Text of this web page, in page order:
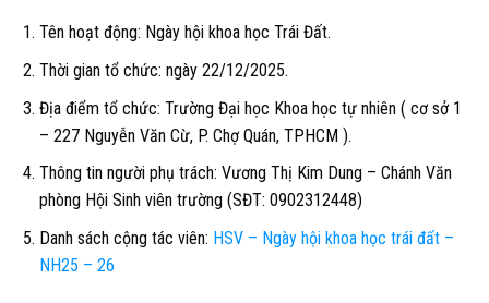
Tên hoạt động: Ngày hội khoa học Trái Đất.
Thời gian tổ chức: ngày 22/12/2025.
Địa điểm tổ chức: Trường Đại học Khoa học tự nhiên ( cơ sở 1
– 227 Nguyễn Văn Cừ, P. Chợ Quán, TPHCM ).
Thông tin người phụ trách: Vương Thị Kim Dung – Chánh Văn
phòng Hội Sinh viên trường (SĐT: 0902312448)
Danh sách cộng tác viên: HSV – Ngày hội khoa học trái đất –
NH25 – 26